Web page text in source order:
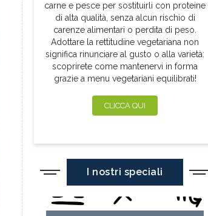
carne e pesce per sostituirli con proteine
di alta qualità, senza alcun rischio di
carenze alimentari o perdita di peso.
Adottare la rettitudine vegetariana non
significa rinunciare al gusto o alla varietà:
scoprirete come mantenervi in forma
grazie a menu vegetariani equilibrati!
CLICCA QUI
I nostri speciali